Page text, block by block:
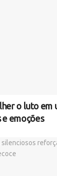
o luto em
e emoções